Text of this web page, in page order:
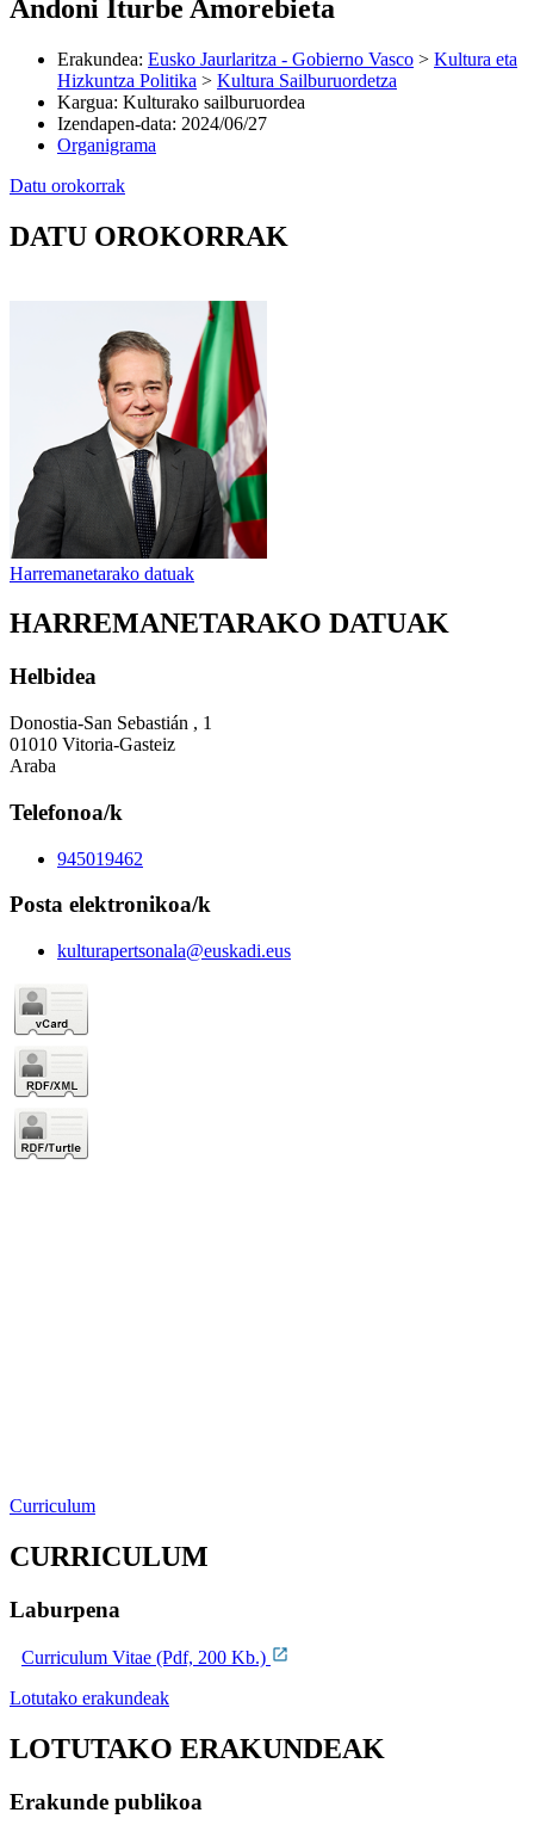
Andoni Iturbe Amorebieta
Erakundea: Eusko Jaurlaritza - Gobierno Vasco > Kultura eta
Hizkuntza Politika > Kultura Sailburuordetza
Kargua: Kulturako sailburuordea
Izendapen-data: 2024/06/27
Organigrama
Datu orokorrak
DATU OROKORRAK
Harremanetarako datuak
HARREMANETARAKO DATUAK
Helbidea
Donostia-San Sebastián , 1
01010 Vitoria-Gasteiz
Araba
Telefonoa/k
945019462
Posta elektronikoa/k
kulturapertsonala@euskadi.eus
Curriculum
CURRICULUM
Laburpena
Curriculum Vitae (Pdf, 200 Kb.)
Lotutako erakundeak
LOTUTAKO ERAKUNDEAK
Erakunde publikoa